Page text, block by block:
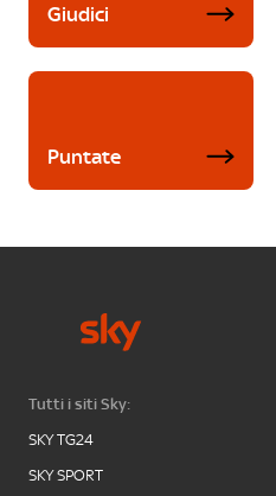
Giudici
Puntate
Tutti i siti Sky:
SKY TG24
SKY SPORT